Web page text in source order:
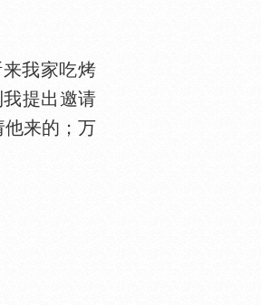
我家吃烤
提出邀请
他来的；万